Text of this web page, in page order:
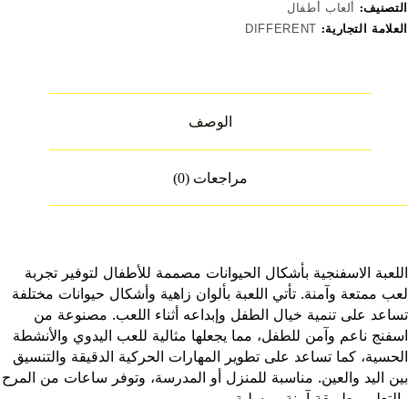
التصنيف: ألعاب أطفال
العلامة التجارية: DIFFERENT
الوصف
مراجعات (0)
اللعبة الاسفنجية بأشكال الحيوانات مصممة للأطفال لتوفير تجربة
لعب ممتعة وآمنة. تأتي اللعبة بألوان زاهية وأشكال حيوانات مختلفة
تساعد على تنمية خيال الطفل وإبداعه أثناء اللعب. مصنوعة من
اسفنج ناعم وآمن للطفل، مما يجعلها مثالية للعب اليدوي والأنشطة
الحسية، كما تساعد على تطوير المهارات الحركية الدقيقة والتنسيق
بين اليد والعين. مناسبة للمنزل أو المدرسة، وتوفر ساعات من المرح